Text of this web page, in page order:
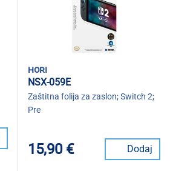
hori
NSX-059E
Zaštitna folija za zaslon; Switch 2;
Pre
15,90 € Dodaj